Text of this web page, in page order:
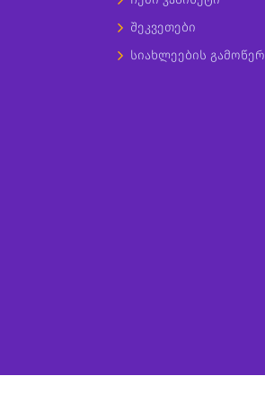
შეკვეთები
სიახლეების